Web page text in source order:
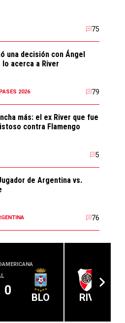
75
una decisión con Ángel
lo acerca a River
2026 79
más: el ex River que fue
contra Flamengo
5
de Argentina vs.
76
0 BLO RIV